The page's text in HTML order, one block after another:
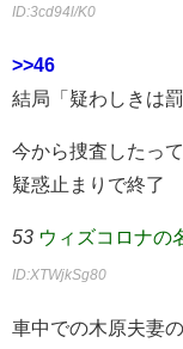
ID:3cd94l/K0
>>46
結局「疑わしきは罰
今から捜査したっ
疑惑止まりで終了
53 ウィズコロナの
ID:XTWjkSg80
車中での木原夫妻